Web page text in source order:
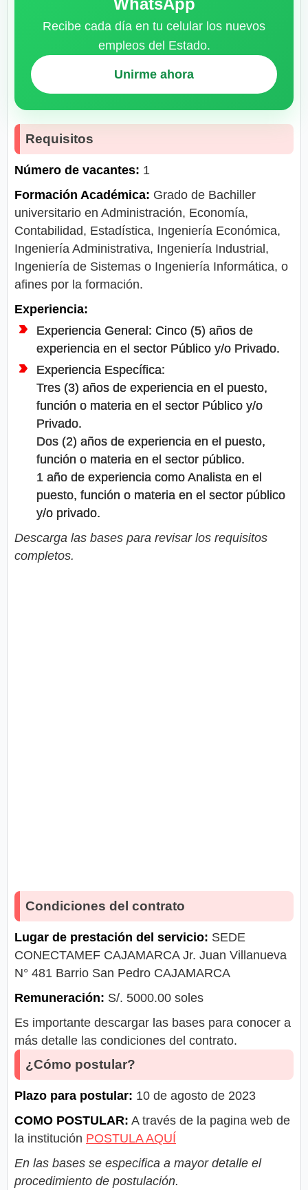
WhatsApp
Recibe cada día en tu celular los nuevos
empleos del Estado.
Unirme ahora
Requisitos
Número de vacantes: 1
Formación Académica: Grado de Bachiller
universitario en Administración, Economía,
Contabilidad, Estadística, Ingeniería Económica,
Ingeniería Administrativa, Ingeniería Industrial,
Ingeniería de Sistemas o Ingeniería Informática, o
afines por la formación.
Experiencia:
Experiencia General: Cinco (5) años de
experiencia en el sector Público y/o Privado.
Experiencia Específica:
Tres (3) años de experiencia en el puesto,
función o materia en el sector Público y/o
Privado.
Dos (2) años de experiencia en el puesto,
función o materia en el sector público.
1 año de experiencia como Analista en el
puesto, función o materia en el sector público
y/o privado.
Descarga las bases para revisar los requisitos
completos.
Condiciones del contrato
Lugar de prestación del servicio: SEDE
CONECTAMEF CAJAMARCA Jr. Juan Villanueva
N° 481 Barrio San Pedro CAJAMARCA
Remuneración: S/. 5000.00 soles
Es importante descargar las bases para conocer a
más detalle las condiciones del contrato.
¿Cómo postular?
Plazo para postular: 10 de agosto de 2023
COMO POSTULAR: A través de la pagina web de
la institución POSTULA AQUÍ
En las bases se especifica a mayor detalle el
procedimiento de postulación.